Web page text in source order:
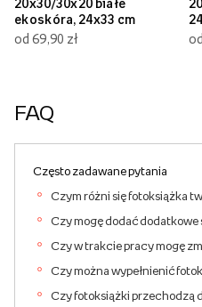
20x30/30x20 białe
ekoskóra, 24x33 cm
od 69,90 zł
FAQ
Często zadawane pytania
Czym różni się fotoksiążka
Czy mogę dodać dodatkowe
Czy w trakcie pracy mogę
Czy można wypełnienić
Czy fotoksiążki przechodzą